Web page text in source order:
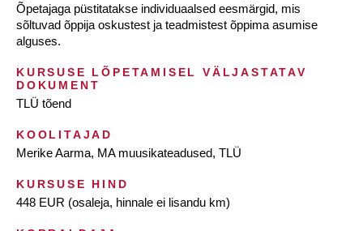
Õpetajaga püstitatakse individuaalsed eesmärgid, mis
sõltuvad õppija oskustest ja teadmistest õppima asumise
alguses.
KURSUSE LÕPETAMISEL VÄLJASTATAV
DOKUMENT
TLÜ tõend
KOOLITAJAD
Merike Aarma, MA muusikateadused, TLÜ
KURSUSE HIND
448 EUR (osaleja, hinnale ei lisandu km)